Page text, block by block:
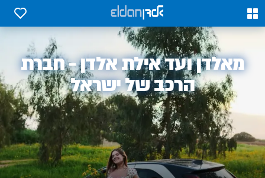
0
0
אלדן
מאלדן ועד אילת אלדן - חברת
הרכב של ישראל